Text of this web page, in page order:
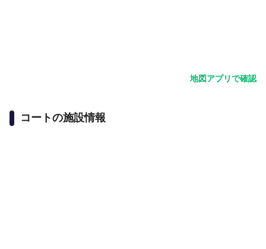
地図アプリで確認
コートの施設情報